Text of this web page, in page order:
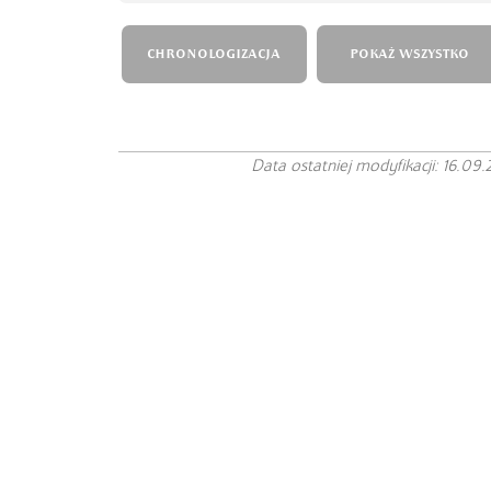
CHRONOLOGIZACJA POKAŻ WSZYSTKO
Data ostatniej modyfikacji: